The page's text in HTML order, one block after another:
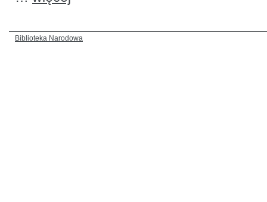
Biblioteka Narodowa